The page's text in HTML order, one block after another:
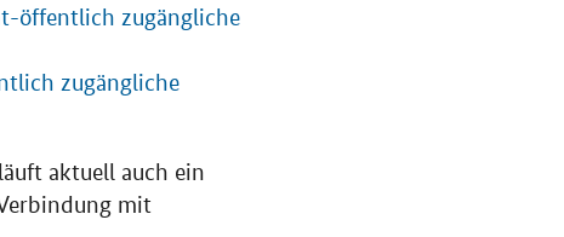
öffentlich zugängliche
zugängliche
aktuell auch ein
mit